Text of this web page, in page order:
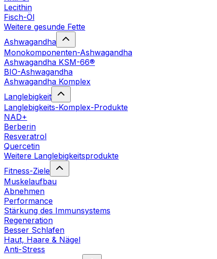
Lecithin
Fisch-Öl
Weitere gesunde Fette
Ashwagandha
Monokomponenten-Ashwagandha
Ashwagandha KSM-66®
BIO-Ashwagandha
Ashwagandha Komplex
Langlebigkeit
Langlebigkeits-Komplex-Produkte
NAD+
Berberin
Resveratrol
Quercetin
Weitere Langlebigkeitsprodukte
Fitness-Ziele
Muskelaufbau
Abnehmen
Performance
Stärkung des Immunsystems
Regeneration
Besser Schlafen
Haut, Haare & Nägel
Anti-Stress